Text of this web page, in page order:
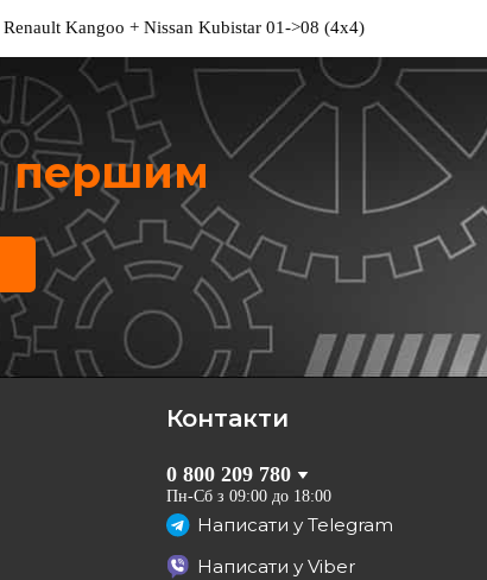
зад. X-
00-11
0
Renault Kangoo + Nissan Kubistar 01->08 (4x4)
першим
Контакти
0 800 209 780
Пн-Сб з 09:00 до 18:00
Написати у Telegram
Написати у Viber